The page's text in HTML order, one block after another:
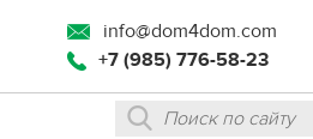
info@dom4dom.com
+7 (985) 776-58-23